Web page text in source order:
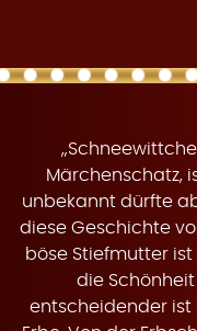
AMärchenschatz,
unbekannt dürfte
diese Geschichte
böse Stiefmutter
die
entscheidender